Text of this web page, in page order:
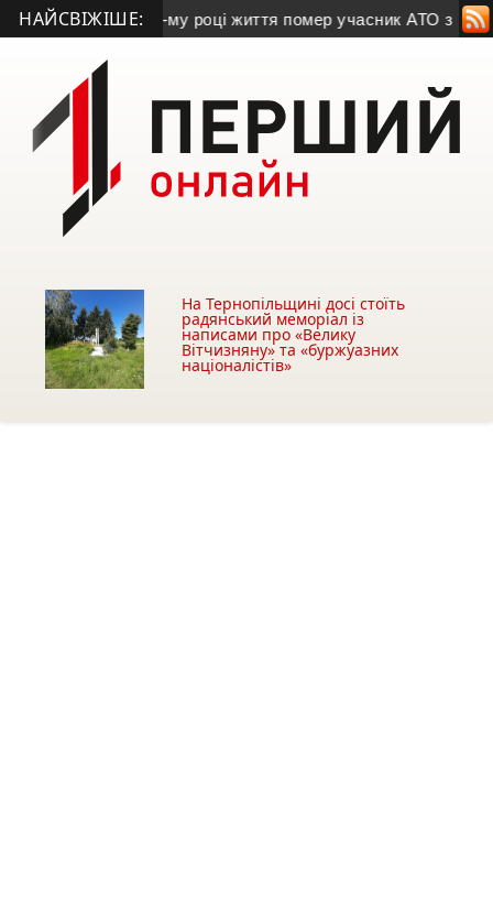
НАЙСВІЖІШЕ:
• На 44-му році життя помер учасник АТО з Козівщини
На Тернопільщині досі стоїть
радянський меморіал із
написами про «Велику
Вітчизняну» та «буржуазних
націоналістів»